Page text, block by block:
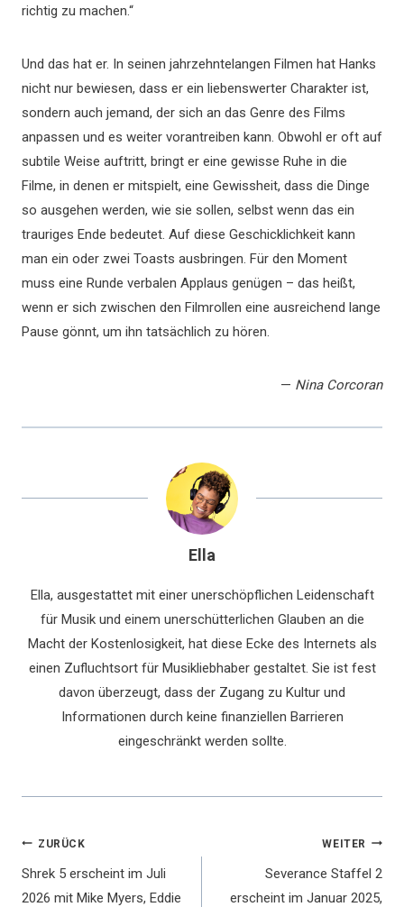
richtig zu machen.“
Und das hat er. In seinen jahrzehntelangen Filmen hat Hanks
nicht nur bewiesen, dass er ein liebenswerter Charakter ist,
sondern auch jemand, der sich an das Genre des Films
anpassen und es weiter vorantreiben kann. Obwohl er oft auf
subtile Weise auftritt, bringt er eine gewisse Ruhe in die
Filme, in denen er mitspielt, eine Gewissheit, dass die Dinge
so ausgehen werden, wie sie sollen, selbst wenn das ein
trauriges Ende bedeutet. Auf diese Geschicklichkeit kann
man ein oder zwei Toasts ausbringen. Für den Moment
muss eine Runde verbalen Applaus genügen – das heißt,
wenn er sich zwischen den Filmrollen eine ausreichend lange
Pause gönnt, um ihn tatsächlich zu hören.
— Nina Corcoran
Ella
Ella, ausgestattet mit einer unerschöpflichen Leidenschaft
für Musik und einem unerschütterlichen Glauben an die
Macht der Kostenlosigkeit, hat diese Ecke des Internets als
einen Zufluchtsort für Musikliebhaber gestaltet. Sie ist fest
davon überzeugt, dass der Zugang zu Kultur und
Informationen durch keine finanziellen Barrieren
eingeschränkt werden sollte.
Beitragsnavigation
ZURÜCK
Shrek 5 erscheint im Juli
2026 mit Mike Myers, Eddie
WEITER
Severance Staffel 2
erscheint im Januar 2025,